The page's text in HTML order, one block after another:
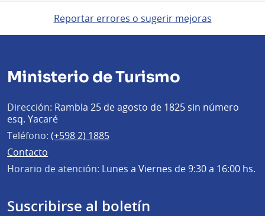
Reportar errores o sugerir mejoras
Ministerio de Turismo
Dirección: Rambla 25 de agosto de 1825 sin número
esq. Yacaré
Teléfono: (+598 2) 1885
Contacto
Horario de atención: Lunes a Viernes de 9:30 a 16:00 hs.
Suscribirse al boletín